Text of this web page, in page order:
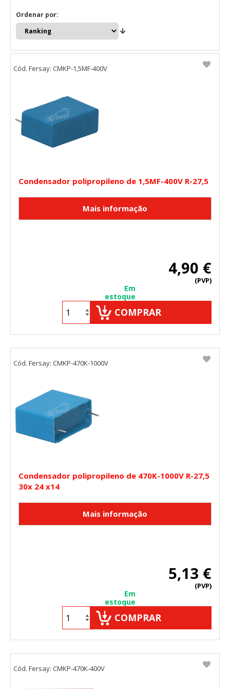
Ordenar por:
Condensador polipropileno de 1,5MF-400V R-27,5
4,90 €
(PVP)
Em
estoque
COMPRAR
Cód. Fersay: CMKP-1,5MF-400V
Condensador polipropileno de 470K-1000V R-27,5
30x 24 x14
5,13 €
(PVP)
Em
estoque
COMPRAR
Cód. Fersay: CMKP-470K-1000V
Cód. Fersay: CMKP-470K-400V